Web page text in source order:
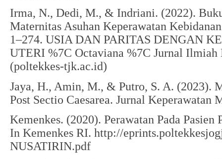
Irma, N., Dedi, M., & Indriani. (2022).
Maternitas Asuhan Keperawatan
1–274. USIA DAN PARITAS DENGAN
UTERI %7C Octaviana %7C Jurnal Ilmiah
(poltekkes-tjk.ac.id)
Jaya, H., Amin, M., & Putro, S. A. (2023).
Post Sectio Caesarea. Jurnal Keperawatan
Kemenkes. (2020). Perawatan Pada Pasien
In Kemenkes RI. http://
NUSATIRIN.pdf